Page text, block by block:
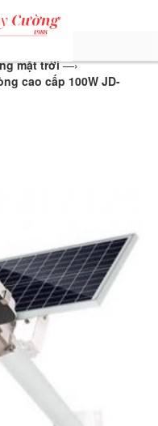
mặt trời—›
cao cấp 100W JD-